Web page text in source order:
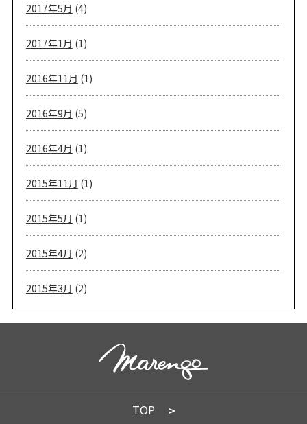
2017年5月 (4)
2017年1月 (1)
2016年11月 (1)
2016年9月 (5)
2016年4月 (1)
2015年11月 (1)
2015年5月 (1)
2015年4月 (2)
2015年3月 (2)
TOP